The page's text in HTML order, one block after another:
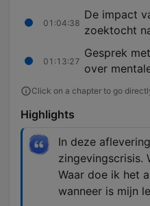
01:04:38
De impact
zoektocht
01:13:27
Gesprek
over
Click on a chapter to go
Highlights
In deze
zingevingscrisis.
Waar doe ik het
wanneer is mijn